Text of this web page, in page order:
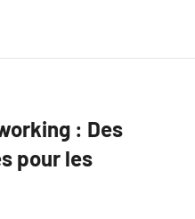
: Des
pour les